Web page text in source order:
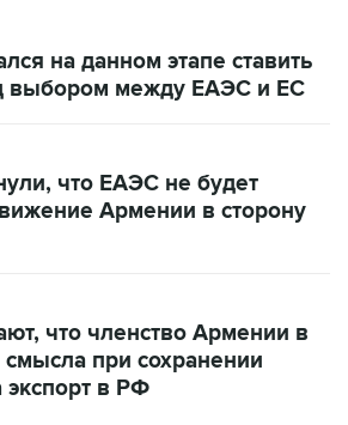
на данном этапе ставить
выбором между ЕАЭС и ЕС
что ЕАЭС не будет
Армении в сторону
что членство Армении в
при сохранении
экспорт в РФ